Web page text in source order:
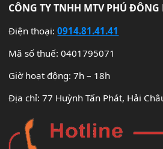
CÔNG TY TNHH MTV PHÚ ĐÔNG
Điện thoại:0914.81.41.41
Mã số thuế: 0401795071
Giờ hoạt động: 7h – 18h
Địa chỉ: 77 Huỳnh Tấn Phát, Hải